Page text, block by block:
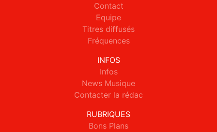
Contact
Equipe
Titres diffusés
Fréquences
INFOS
Infos
News Musique
Contacter la rédac
RUBRIQUES
Bons Plans